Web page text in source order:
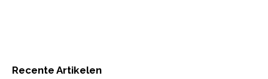
Recente Artikelen